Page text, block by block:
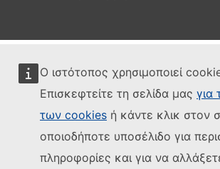
Ο ιστότοπος χρησιμοποιεί
Επισκεφτείτε τη σελίδα μας για
των cookies ή κάντε κλικ στον
οποιοδήποτε υποσέλιδο για
πληροφορίες και για να